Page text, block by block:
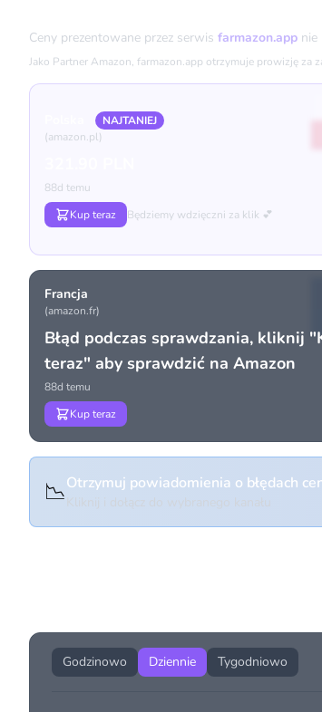
Ceny prezentowane przez serwis farmazon.app nie
Jako Partner Amazon, farmazon.app otrzymuje prowizję za
NAJTANIEJ
(amazon.pl)
88d temu
Kup teraz
Będziemy wdzięczni za klik 💕
Francja
(amazon.fr)
Błąd podczas sprawdzania, kliknij
teraz" aby sprawdzić na Amazon
88d temu
Kup teraz
📉Otrzymuj powiadomienia o błędach
Godzinowo Dziennie Tygodniowo